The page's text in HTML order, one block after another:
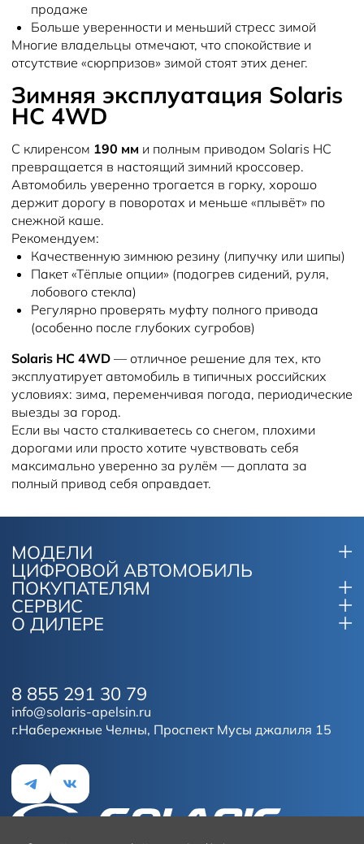
продаже
Больше уверенности и меньший стресс зимой
Многие владельцы отмечают, что спокойствие и
отсутствие «сюрпризов» зимой стоят этих денег.
Зимняя эксплуатация Solaris
HC 4WD
С клиренсом 190 мм и полным приводом Solaris HC
превращается в настоящий зимний кроссовер.
Автомобиль уверенно трогается в горку, хорошо
держит дорогу в поворотах и меньше «плывёт» по
снежной каше.
Рекомендуем:
Качественную зимнюю резину (липучку или шипы)
Пакет «Тёплые опции» (подогрев сидений, руля,
лобового стекла)
Регулярно проверять муфту полного привода
(особенно после глубоких сугробов)
Solaris HC 4WD — отличное решение для тех, кто
эксплуатирует автомобиль в типичных российских
условиях: зима, переменчивая погода, периодические
выезды за город.
Если вы часто сталкиваетесь со снегом, плохими
дорогами или просто хотите чувствовать себя
максимально уверенно за рулём — доплата за
полный привод себя оправдает.
МОДЕЛИ
ЦИФРОВОЙ АВТОМОБИЛЬ
ПОКУПАТЕЛЯМ
СЕРВИС
О ДИЛЕРЕ
г.Набережные Челны, Проспект Мусы джалиля 15
8 855 291 30 79
info@solaris-apelsin.ru